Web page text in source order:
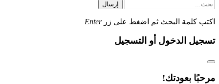
إرسال
اكتب كلمة البحث ثم اضغط على زر Enter
تسجيل الدخول أو التسجيل
مرحبًا بعودتك!